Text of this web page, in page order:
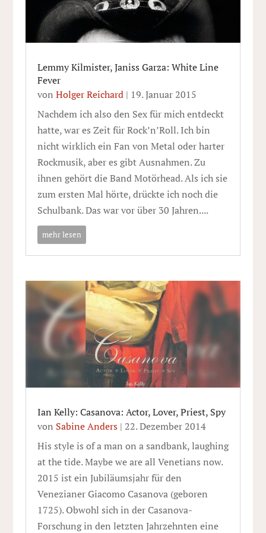
Lemmy Kilmister, Janiss Garza: White Line
Fever
von Holger Reichard| 19. Januar 2015
Nachdem ich also den Sex für mich entdeckt
hatte, war es Zeit für Rock’n’Roll. Ich bin
nicht wirklich ein Fan von Metal oder harter
Rockmusik, aber es gibt Ausnahmen. Zu
ihnen gehört die Band Motörhead. Als ich sie
zum ersten Mal hörte, drückte ich noch die
Schulbank. Das war vor über 30 Jahren....
mehr lesen
Ian Kelly: Casanova: Actor, Lover, Priest, Spy
von Sabine Anders| 22. Dezember 2014
His style is of a man on a sandbank, laughing
at the tide. Maybe we are all Venetians now.
2015 ist ein Jubiläumsjahr für den
Venezianer Giacomo Casanova (geboren
1725). Obwohl sich in der Casanova-
Forschung in den letzten Jahrzehnten eine